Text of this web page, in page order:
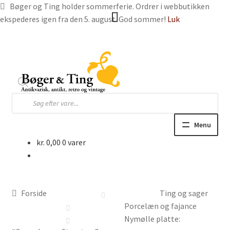
Bøger og Ting holder sommerferie. Ordrer i webbutikken
ekspederes igen fra den 5. august. God sommer! Luk
navigation
indhold
Products
search
Menu
kr. 0,00 0 varer
Forside
Ting og sager
Porcelæn og fajance
Nymølle platte: